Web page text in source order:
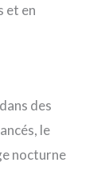
et en
des
le
nocturne